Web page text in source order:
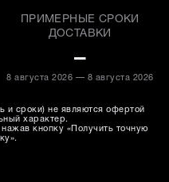
ПРИМЕРНЫЕ СРОКИ
ДОСТАВКИ
–
8 августа 2026 — 8 августа 2026
и сроки) не являются офертой
характер.
кнопку «Получить точную